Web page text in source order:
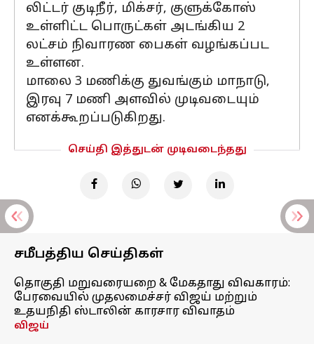
லிட்டர் குடிநீர், மிக்சர், குளுக்கோஸ்
உள்ளிட்ட பொருட்கள் அடங்கிய 2
லட்சம் நிவாரண பைகள் வழங்கப்பட
உள்ளன.
மாலை 3 மணிக்கு துவங்கும் மாநாடு,
இரவு 7 மணி அளவில் முடிவடையும்
எனக்கூறப்படுகிறது.
செய்தி இத்துடன் முடிவடைந்தது
சமீபத்திய செய்திகள்
தொகுதி மறுவரையறை & மேகதாது விவகாரம்:
பேரவையில் முதலமைச்சர் விஜய் மற்றும்
உதயநிதி ஸ்டாலின் காரசார விவாதம்
விஜய்